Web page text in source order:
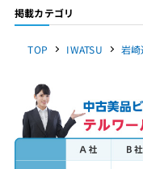
掲載カテゴリ
TOP IWATSU 岩崎